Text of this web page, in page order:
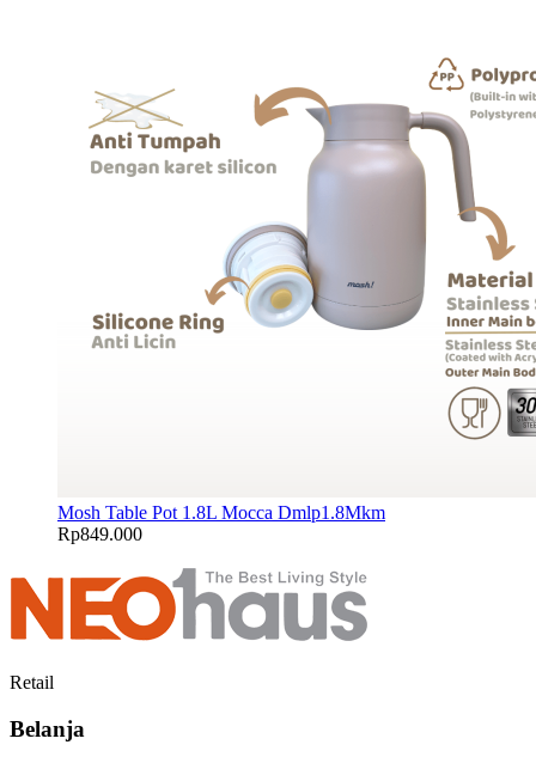
Mosh Table Pot 1.8L Mocca Dmlp1.8Mkm
Rp849.000
Retail
Belanja